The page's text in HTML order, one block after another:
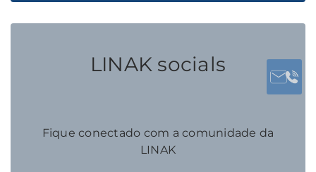
LINAK socials
Fique conectado com a comunidade da
LINAK